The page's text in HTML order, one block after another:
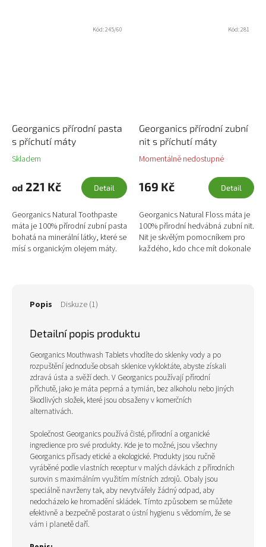
Georganics přírodní pasta
s příchutí máty
Skladem
od 221 Kč Detail
Georganics Natural Toothpaste
máta je 100% přírodní zubní pasta
bohatá na minerální látky, které se
mísí s organickým olejem máty.
Kód:245/60
Georganics přírodní zubní
nit s příchutí máty
Momentálně nedostupné
169 Kč Detail
Georganics Natural Floss máta je
100% přírodní hedvábná zubní nit.
Nit je skvělým pomocníkem pro
každého, kdo chce mít dokonale
Kód:281
Popis Diskuze (1)
Detailní popis produktu
Georganics Mouthwash Tablets vhodíte do sklenky vody a po
rozpuštění jednoduše obsah sklenice vykloktáte, abyste získali
zdravá ústa a svěží dech. V Georganics používají přírodní
příchutě, jako je máta peprná a tymián, bez alkoholu nebo jiných
škodlivých složek, které jsou obsaženy v komerčních
alternativách.
Společnost Georganics používá čisté, přírodní a organické
ingredience pro své produkty. Kde je to možné, jsou všechny
Georganics přísady etické a ekologické. Produkty jsou ručně
vyráběné podle vlastních receptur v malých dávkách z přírodních
surovin s maximálním využitím místních zdrojů. Obaly jsou
speciálně navrženy tak, aby nevytvářely žádný odpad, aby
nedocházelo ke hromadění skládek. Tímto způsobem se můžete
efektivně a bezpečně postarat o ústní hygienu s vědomím, že se
vám i planetě daří.